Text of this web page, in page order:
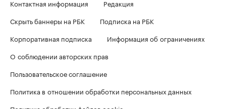
Контактная информация
Редакция
Скрыть баннеры на РБК
Подписка на РБК
Корпоративная подписка
Информация об ограничениях
О соблюдении авторских прав
Пользовательское соглашение
Политика в отношении обработки персональных данных